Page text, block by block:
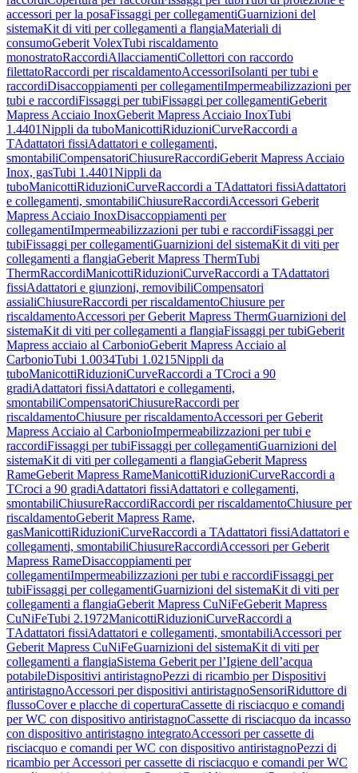
accessori per la posaFissaggi per collegamentiGuarnizioni del
sistemaKit di viti per collegamenti a flangiaMateriali di
consumoGeberit VolexTubi riscaldamento
monostratoRaccordiAllacciamentiCollettori con raccordo
filettatoRaccordi per riscaldamentoAccessoriIsolanti per tubi e
raccordiDisaccoppiamenti per collegamentiImpermeabilizzazioni per
tubi e raccordiFissaggi per tubiFissaggi per collegamentiGeberit
Mapress Acciaio InoxGeberit Mapress Acciaio InoxTubi
1.4401Nippli da tuboManicottiRiduzioniCurveRaccordi a
TAdattatori fissiAdattatori e collegamenti,
smontabiliCompensatoriChiusureRaccordiGeberit Mapress Acciaio
Inox, gasTubi 1.4401Nippli da
tuboManicottiRiduzioniCurveRaccordi a TAdattatori fissiAdattatori
e collegamenti, smontabiliChiusureRaccordiAccessori Geberit
Mapress Acciaio InoxDisaccoppiamenti per
collegamentiImpermeabilizzazioni per tubi e raccordiFissaggi per
tubiFissaggi per collegamentiGuarnizioni del sistemaKit di viti per
collegamenti a flangiaGeberit Mapress ThermTubi
ThermRaccordiManicottiRiduzioniCurveRaccordi a TAdattatori
fissiAdattatori e giunzioni, removibiliCompensatori
assialiChiusureRaccordi per riscaldamentoChiusure per
riscaldamentoAccessori per Geberit Mapress ThermGuarnizioni del
sistemaKit di viti per collegamenti a flangiaFissaggi per tubiGeberit
Mapress acciaio al CarbonioGeberit Mapress Acciaio al
CarbonioTubi 1.0034Tubi 1.0215Nippli da
tuboManicottiRiduzioniCurveRaccordi a TCroci a 90
gradiAdattatori fissiAdattatori e collegamenti,
smontabiliCompensatoriChiusureRaccordi per
riscaldamentoChiusure per riscaldamentoAccessori per Geberit
Mapress Acciaio al CarbonioImpermeabilizzazioni per tubi e
raccordiFissaggi per tubiFissaggi per collegamentiGuarnizioni del
sistemaKit di viti per collegamenti a flangiaGeberit Mapress
RameGeberit Mapress RameManicottiRiduzioniCurveRaccordi a
TCroci a 90 gradiAdattatori fissiAdattatori e collegamenti,
smontabiliChiusureRaccordiRaccordi per riscaldamentoChiusure per
riscaldamentoGeberit Mapress Rame,
gasManicottiRiduzioniCurveRaccordi a TAdattatori fissiAdattatori e
collegamenti, smontabiliChiusureRaccordiAccessori per Geberit
Mapress RameDisaccoppiamenti per
collegamentiImpermeabilizzazioni per tubi e raccordiFissaggi per
tubiFissaggi per collegamentiGuarnizioni del sistemaKit di viti per
collegamenti a flangiaGeberit Mapress CuNiFeGeberit Mapress
CuNiFeTubi 2.1972ManicottiRiduzioniCurveRaccordi a
TAdattatori fissiAdattatori e collegamenti, smontabiliAccessori per
Geberit Mapress CuNiFeGuarnizioni del sistemaKit di viti per
collegamenti a flangiaSistema Geberit per l’Igiene dell’acqua
potabileDispositivi antiristagnoPezzi di ricambio per Dispositivi
antiristagnoAccessori per dispositivi antiristagnoSensoriRiduttore di
flussoCover e placche di coperturaCassette di risciacquo e comandi
per WC con dispositivo antiristagnoCassette di risciacquo da incasso
con dispositivo antiristagno integratoAccessori per cassette di
risciacquo e comandi per WC con dispositivo antiristagnoPezzi di
ricambio per Accessori per cassette di risciacquo e comandi per WC